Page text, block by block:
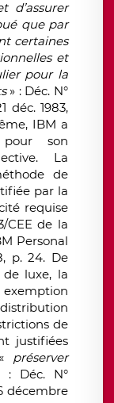
d’assurer
que par
certaines
et
pour la
» : Déc. N°
déc. 1983,
IBM a
pour son
La
de
par la
requise
CEE de la
Personal
p. 24. De
luxe, la
de
justifiées
préserver
Déc. N°
décembre